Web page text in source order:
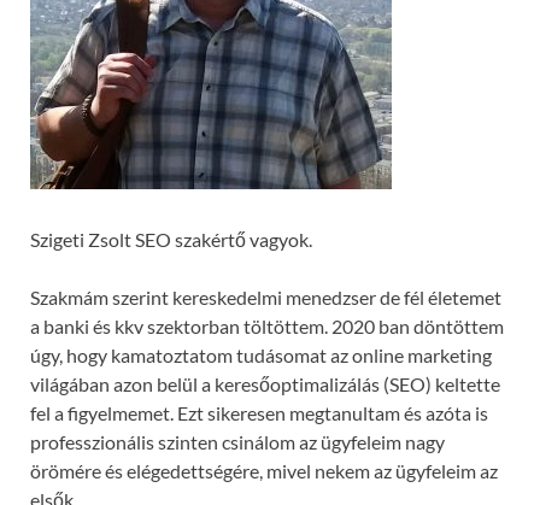
Szigeti Zsolt SEO szakértő vagyok.
Szakmám szerint kereskedelmi menedzser de fél életemet
a banki és kkv szektorban töltöttem. 2020 ban döntöttem
úgy, hogy kamatoztatom tudásomat az online marketing
világában azon belül a keresőoptimalizálás (SEO) keltette
fel a figyelmemet. Ezt sikeresen megtanultam és azóta is
professzionális szinten csinálom az ügyfeleim nagy
örömére és elégedettségére, mivel nekem az ügyfeleim az
elsők.